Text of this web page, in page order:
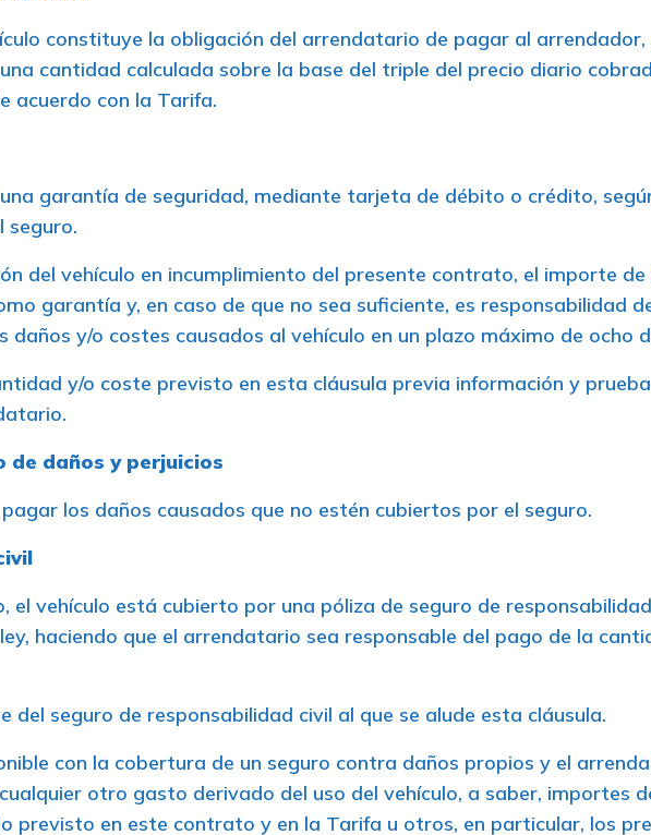
constituye la obligación del arrendatario de pagar al
cantidad calculada sobre la base del triple del precio diario
acuerdo con la Tarifa.
garantía de seguridad, mediante tarjeta de débito o crédito,
seguro.
del vehículo en incumplimiento del presente contrato, el importe
garantía y, en caso de que no sea suficiente, es responsabilidad
y/o costes causados al vehículo en un plazo máximo de ocho
y/o coste previsto en esta cláusula previa información y
de daños y perjuicios
los daños causados que no estén cubiertos por el seguro.
el vehículo está cubierto por una póliza de seguro de
haciendo que el arrendatario sea responsable del pago de la
seguro de responsabilidad civil al que se alude esta cláusula.
con la cobertura de un seguro contra daños propios y el
otro gasto derivado del uso del vehículo, a saber, importes
previsto en este contrato y en la Tarifa u otros, en particular, los